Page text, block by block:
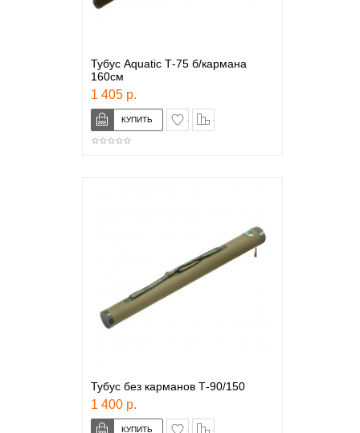
Тубус Aquatic Т-75 б/кармана
160см
1 405 р.
в закладки
Тубус без карманов Т-90/150
1 400 р.
в закладки